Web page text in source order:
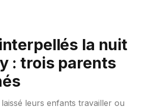
la nuit
: trois parents
leurs enfants travailler ou